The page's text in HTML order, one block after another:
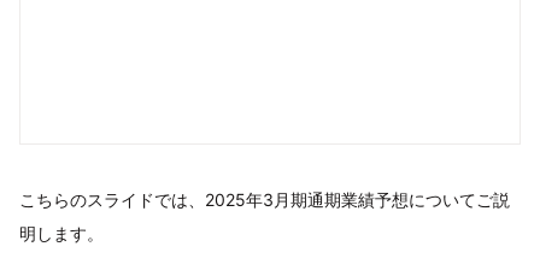
こちらのスライドでは、2025年3月期通期業績予想についてご説
明します。